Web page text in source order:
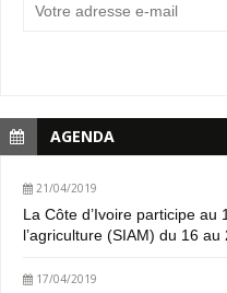
AGENDA
21/04/2019
La Côte d’Ivoire participe
l’agriculture (SIAM) du 16
17/04/2019